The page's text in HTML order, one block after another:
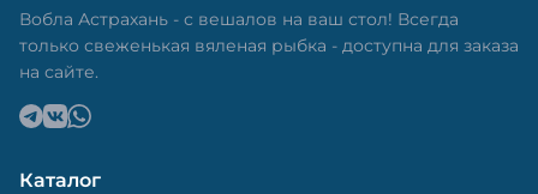
Вобла Астрахань - с вешалов на ваш стол! Всегда
только свеженькая вяленая рыбка - доступна для заказа
на сайте.
Каталог